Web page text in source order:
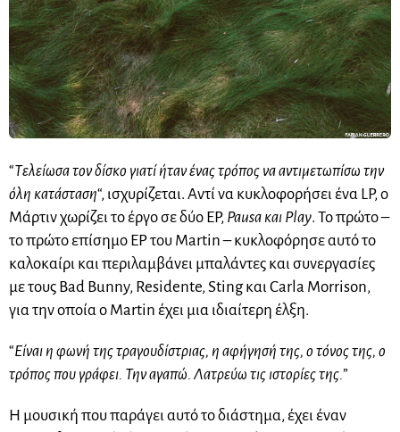
“Τελείωσα τον δίσκο γιατί ήταν ένας τρόπος να αντιμετωπίσω την
όλη κατάσταση“, ισχυρίζεται. Αντί να κυκλοφορήσει ένα LP, ο
Μάρτιν χωρίζει το έργο σε δύο EP, Pausa και Play. Το πρώτο –
το πρώτο επίσημο EP του Martin – κυκλοφόρησε αυτό το
καλοκαίρι και περιλαμβάνει μπαλάντες και συνεργασίες
με τους Bad Bunny, Residente, Sting και Carla Morrison,
για την οποία ο Martin έχει μια ιδιαίτερη έλξη.
“Είναι η φωνή της τραγουδίστριας, η αφήγησή της, ο τόνος της, ο
τρόπος που γράφει. Την αγαπώ. Λατρεύω τις ιστορίες της.”
Η μουσική που παράγει αυτό το διάστημα, έχει έναν